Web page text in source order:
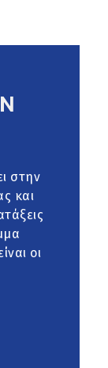
στην
και
οι